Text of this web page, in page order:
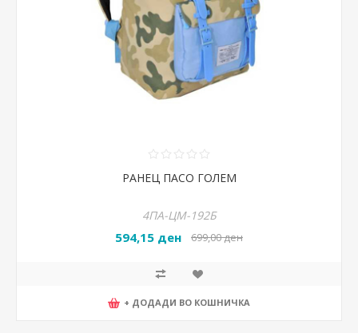
РАНЕЦ ПАСО ГОЛЕМ
4ПА-ЦМ-192Б
594,15 ден 699,00 ден
+ ДОДАДИ ВО КОШНИЧКА